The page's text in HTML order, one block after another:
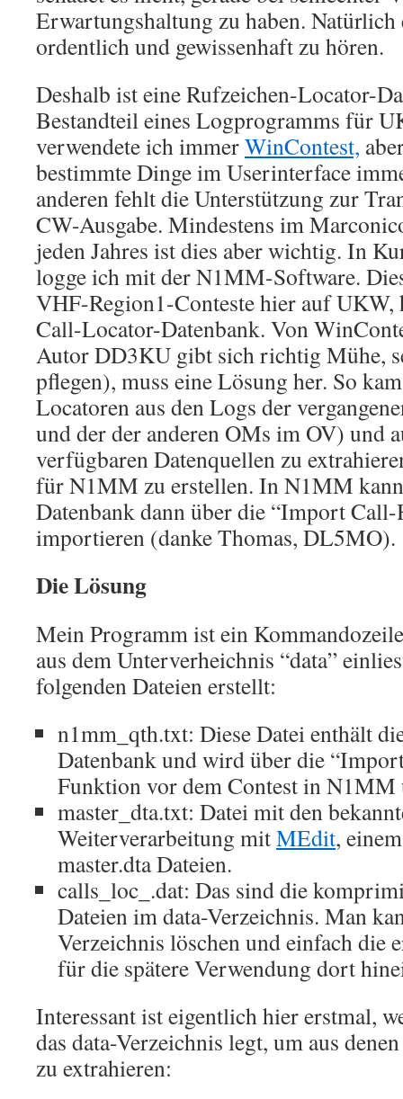
Erwartungshaltung zu haben. Natürlich
ordentlich und gewissenhaft zu hören.
Deshalb ist eine Rufzeichen-Locator-
Bestandteil eines Logprogramms für
verwendete ich immerWinContest,
bestimmte Dinge im Userinterface
anderen fehlt die Unterstützung zur
CW-Ausgabe. Mindestens im
jeden Jahres ist dies aber wichtig. In
logge ich mit der N1MM-Software.
VHF-Region1-Conteste hier auf UKW,
Call-Locator-Datenbank. Von
Autor DD3KU gibt sich richtig Mühe,
pflegen), muss eine Lösung her. So
Locatoren aus den Logs der
und der der anderen OMs im OV) und
verfügbaren Datenquellen zu
für N1MM zu erstellen. In N1MM
Datenbank dann über die “Import
importieren (danke Thomas, DL5MO).
Die Lösung
Mein Programm ist ein
aus dem Unterverheichnis “data”
folgenden Dateien erstellt:
n1mm_qth.txt: Diese Datei enthält
Datenbank und wird über die
Funktion vor dem Contest in N1MM
master_dta.txt: Datei mit den
Weiterverarbeitung mitMEdit,
master.dta Dateien.
calls_loc_ .dat: Das sind die
Dateien im data-Verzeichnis. Man
Verzeichnis löschen und einfach die
für die spätere Verwendung dort
Interessant ist eigentlich hier erstmal,
das data-Verzeichnis legt, um aus
zu extrahieren: